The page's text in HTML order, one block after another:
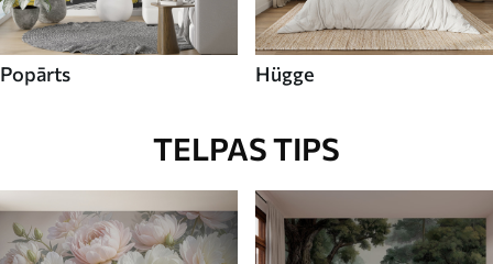
Popārts Hügge
TELPAS TIPS